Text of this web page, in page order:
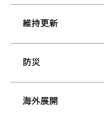
維持更新
防災
海外展開